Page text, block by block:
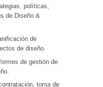
políticas,
de Diseño &
de
de diseño.
de gestión de
toma de